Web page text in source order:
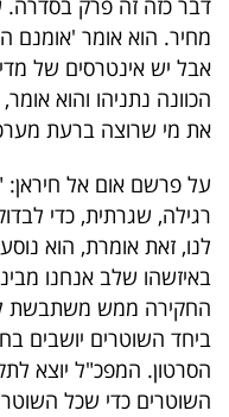
דבר כזה זה פרק בסדרה.
מחיר. הוא אומר 'אומנם
אבל יש אינטרסים של
הכוונה נתניהו והוא
את מי שרוצה ברעת
על פרשם אום אל חיראן:
רגילה, שגרתית, כדי
לנו, זאת אומרת, הוא
באיזשהו שלב אנחנו
החקירה ממש משתבשת
ביחד השוטרים יושבים
הסרטון. המפכ"ל יוצא
השוטרים כדי שכל